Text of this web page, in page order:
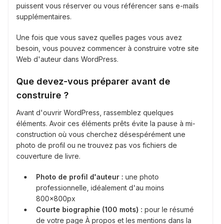
puissent vous réserver ou vous référencer sans e-mails
supplémentaires.
Une fois que vous savez quelles pages vous avez
besoin, vous pouvez commencer à construire votre site
Web d'auteur dans WordPress.
Que devez-vous préparer avant de
construire ?
Avant d'ouvrir WordPress, rassemblez quelques
éléments. Avoir ces éléments prêts évite la pause à mi-
construction où vous cherchez désespérément une
photo de profil ou ne trouvez pas vos fichiers de
couverture de livre.
Photo de profil d'auteur : une photo
professionnelle, idéalement d'au moins
800x800px
Courte biographie (100 mots) : pour le résumé
de votre page À propos et les mentions dans la